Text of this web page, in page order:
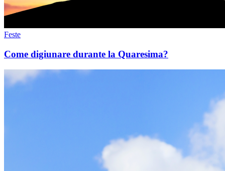
Feste
Come digiunare durante la Quaresima?